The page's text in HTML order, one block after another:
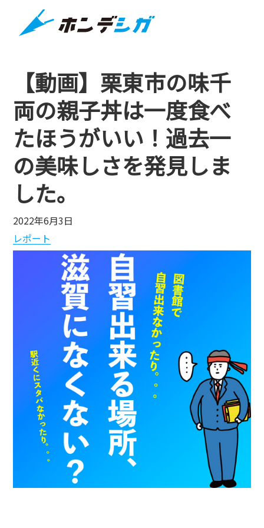
【動画】栗東市の味千
両の親子丼は一度食べ
たほうがいい！過去一
の美味しさを発見しま
した。
2022年6月3日
レポート